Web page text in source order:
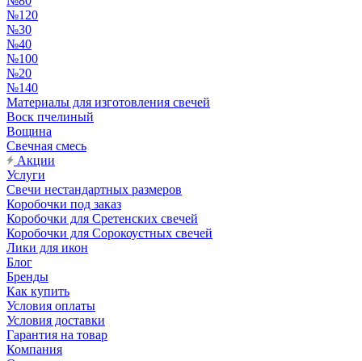
№120
№30
№40
№100
№20
№140
Материалы для изготовления свечей
Воск пчелиный
Вощина
Свечная смесь
Акции
Услуги
Свечи нестандартных размеров
Коробочки под заказ
Коробочки для Сретенских свечей
Коробочки для Сорокоустных свечей
Лики для икон
Блог
Бренды
Как купить
Условия оплаты
Условия доставки
Гарантия на товар
Компания